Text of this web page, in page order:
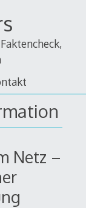
Netz –